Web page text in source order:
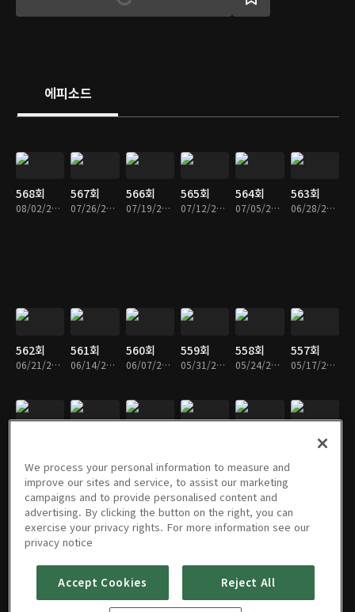
에피소드
568회
08/02/2026 • 54분
567회
07/26/2026 • 53분
566회
07/19/2026 • 54분
565회
07/12/2026 • 54분
564회
07/05/2026 • 54분
563회
06/28/2026 • 54분
562회
06/21/2026 • 53분
561회
06/14/2026 • 54분
560회
06/07/2026 • 54분
559회
05/31/2026 • 53분
558회
05/24/2026 • 54분
557회
05/17/2026 • 54분
551회
550회
03/29/2026 • 54분
549회 548회 547회 546회 545회
We process your personal information to measure and
improve our sites and service, to assist our marketing
campaigns and to provide personalised content and
advertising. By clicking the button on the right, you can
exercise your privacy rights. For more information see our
privacy notice
Accept Cookies Reject All